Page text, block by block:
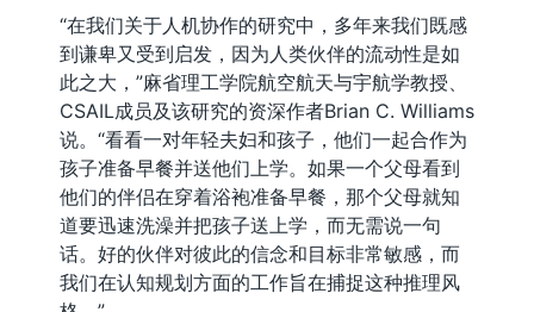
“在我们关于人机协作的研究中，多年来我们既感
到谦卑又受到启发，因为人类伙伴的流动性是如
此之大，”麻省理工学院航空航天与宇航学教授、
CSAIL成员及该研究的资深作者Brian C. Williams
说。“看看一对年轻夫妇和孩子，他们一起合作为
孩子准备早餐并送他们上学。如果一个父母看到
他们的伴侣在穿着浴袍准备早餐，那个父母就知
道要迅速洗澡并把孩子送上学，而无需说一句
话。好的伙伴对彼此的信念和目标非常敏感，而
我们在认知规划方面的工作旨在捕捉这种推理风